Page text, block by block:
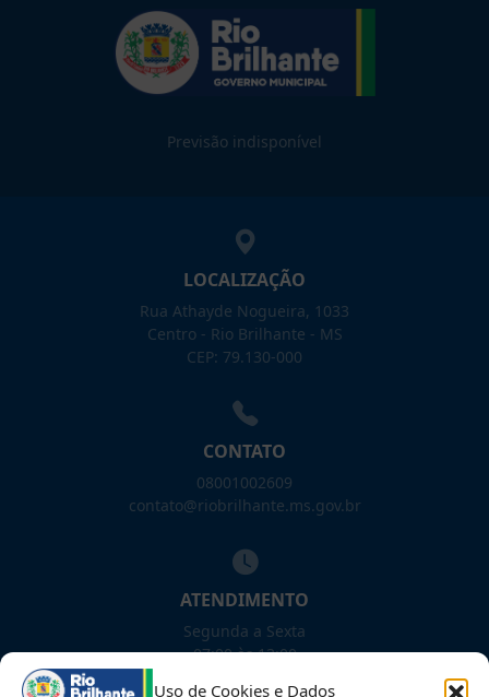
Uso de Cookies e Dados
Previsão indisponível
LOCALIZAÇÃO
Rua Athayde Nogueira, 1033
Centro - Rio Brilhante - MS
CEP: 79.130-000
CONTATO
08001002609
contato@riobrilhante.ms.gov.br
ATENDIMENTO
Segunda a Sexta
07:00 às 13:00